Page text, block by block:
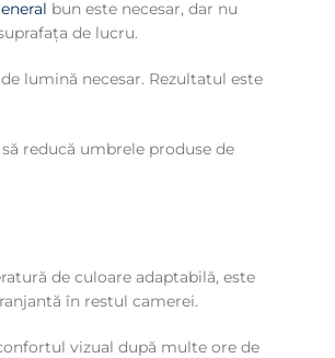
bun este necesar, dar nu
de lucru.
lumină necesar. Rezultatul este
reducă umbrele produse de
de culoare adaptabilă, este
în restul camerei.
vizual după multe ore de